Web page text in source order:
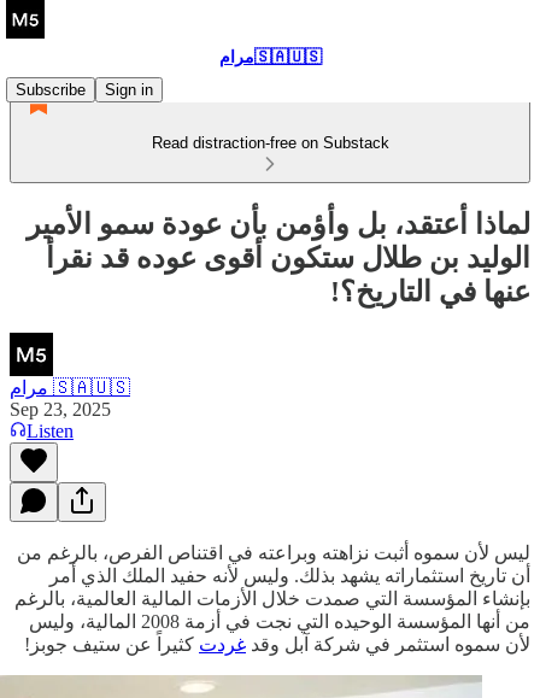
مرام🇸🇦🇺🇸
Subscribe
Sign in
Read distraction-free on Substack
لماذا أعتقد، بل وأؤمن بأن عودة سمو الأمير
الوليد بن طلال ستكون أقوى عوده قد نقرأ
عنها في التاريخ؟!
مرام 🇸🇦🇺🇸
Sep 23, 2025
Listen
ليس لأن سموه أثبت نزاهته وبراعته في اقتناص الفرص، بالرغم من
أن تاريخ استثماراته يشهد بذلك. وليس لأنه حفيد الملك الذي أمر
بإنشاء المؤسسة التي صمدت خلال الأزمات المالية العالمية، بالرغم
من أنها المؤسسة الوحيده التي نجت في أزمة 2008 المالية، وليس
لأن سموه استثمر في شركة آبل وقد غردت كثيراً عن ستيف جوبز!